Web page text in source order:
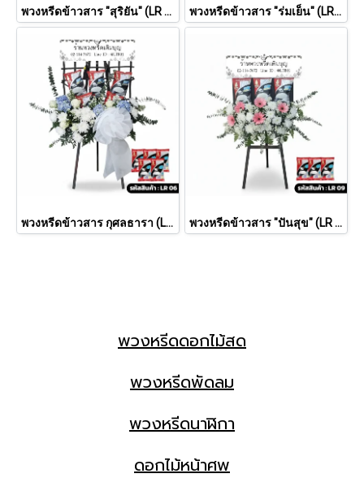
พวงหรีดข้าวสาร "สุริยัน" (LR 07) พวงหรีดข้าวสาร "ร่มเย็น" (LR 08)
พวงหรีดข้าวสาร กุศลธารา (LR 06) พวงหรีดข้าวสาร "ปันสุข" (LR 09)
พวงหรีดดอกไม้สด
พวงหรีดพัดลม
พวงหรีดนาฬิกา
ดอกไม้หน้าศพ